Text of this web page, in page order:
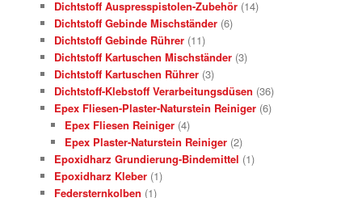
Dichtstoff Auspresspistolen-Zubehör (14)
Dichtstoff Gebinde Mischständer (6)
Dichtstoff Gebinde Rührer (11)
Dichtstoff Kartuschen Mischständer (3)
Dichtstoff Kartuschen Rührer (3)
Dichtstoff-Klebstoff Verarbeitungsdüsen (36)
Epex Fliesen-Plaster-Naturstein Reiniger (6)
Epex Fliesen Reiniger (4)
Epex Plaster-Naturstein Reiniger (2)
Epoxidharz Grundierung-Bindemittel (1)
Epoxidharz Kleber (1)
Federsternkolben (1)